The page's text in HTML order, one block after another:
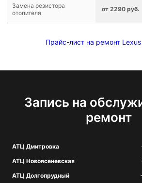
Замена резистора
отопителя
от 2290 руб.
Прайс-лист на ремонт
Запись на
ремонт
АТЦ Дмитровка
АТЦ Новоясеневская
АТЦ Долгопрудный